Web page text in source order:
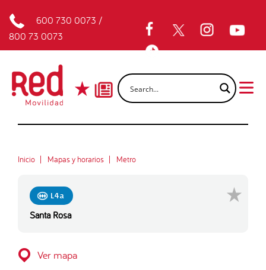
600 730 0073 /
800 73 0073
Inicio Mapas y horarios Metro
L4a
Santa Rosa
Ver mapa